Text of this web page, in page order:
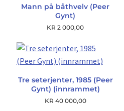
Mann på båthvelv (Peer
Gynt)
KR 2 000,00
Tre seterjenter, 1985 (Peer
Gynt) (innrammet)
KR 40 000,00